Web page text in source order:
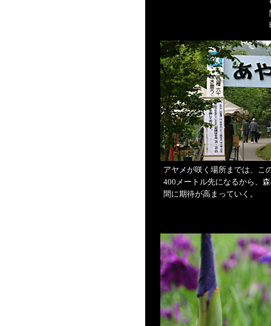
アヤメが咲く場所までは、こ
400メートル先になるから、
間に期待が高まっていく。